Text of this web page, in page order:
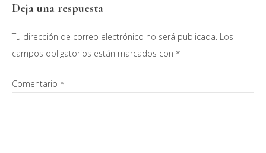
Interacciones
con
los
Deja una respuesta
Tu dirección de correo electrónico no será publicada. Los
campos obligatorios están marcados con *
Comentario *